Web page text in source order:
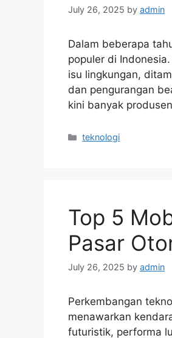
July 26, 2025 by admin
Dalam beberapa
populer di
isu lingkungan,
dan pengurangan
kini banyak
Categories
teknologi
Top 5
Pasar
July 26, 2025 by admin
Perkembangan
menawarkan
futuristik, performa